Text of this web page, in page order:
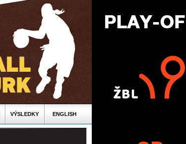
VÝSLEDKY ENGLISH